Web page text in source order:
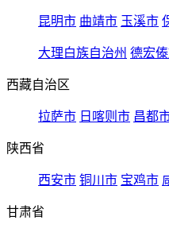
昆明市 曲靖市 玉溪市
大理白族自治州 德宏
西藏自治区
拉萨市 日喀则市 昌都
陕西省
西安市 铜川市 宝鸡市
甘肃省